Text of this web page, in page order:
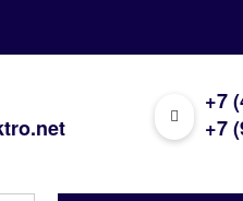
+7
+7